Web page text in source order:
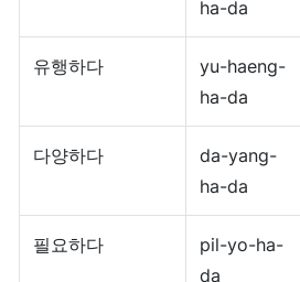
ha-da
유행하다
yu-haeng-
ha-da
다양하다
da-yang-
ha-da
필요하다
pil-yo-ha-
da